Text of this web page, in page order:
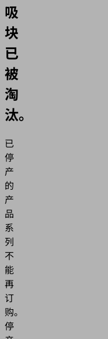
吸
块
已
被
淘
汰。
已
停
产
的
产
品
系
列
不
能
再
订
购。
停